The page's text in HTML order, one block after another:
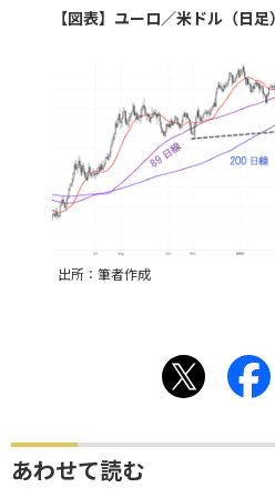
【図表】ユーロ／米ドル（日
出所：筆者作成
あわせて読む